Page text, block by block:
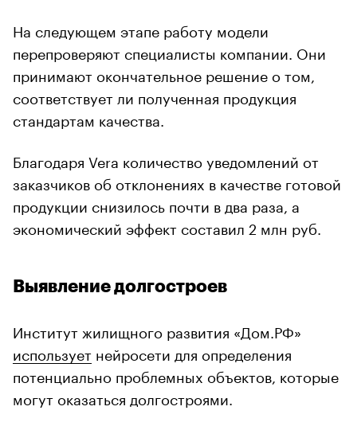
На следующем этапе работу модели
перепроверяют специалисты компании. Они
принимают окончательное решение о том,
соответствует ли полученная продукция
стандартам качества.
Благодаря Vera количество уведомлений от
заказчиков об отклонениях в качестве готовой
продукции снизилось почти в два раза, а
экономический эффект составил 2 млн руб.
Выявление долгостроев
Институт жилищного развития «Дом.РФ»
использует нейросети для определения
потенциально проблемных объектов, которые
могут оказаться долгостроями.